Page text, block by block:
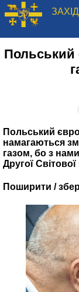
Польський
Польський
намагаються
газом, бо з
Другої Світової
Поширити /